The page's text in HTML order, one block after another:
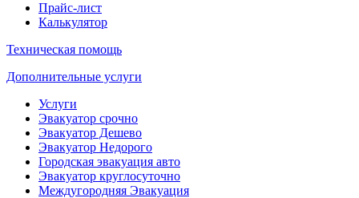
Прайс-лист
Калькулятор
Техническая помощь
Дополнительные услуги
Услуги
Эвакуатор срочно
Эвакуатор Дешево
Эвакуатор Недорого
Городская эвакуация авто
Эвакуатор круглосуточно
Междугородняя Эвакуация